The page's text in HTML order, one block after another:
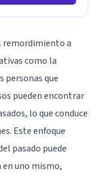
remordimiento a
como la
personas que
pueden encontrar
lo que conduce
Este enfoque
pasado puede
uno mismo,